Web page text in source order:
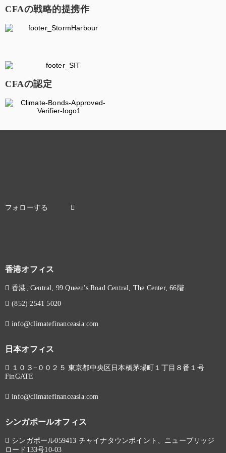
CFAの戦略的提携作
CFAの認定
香港オフィス
香港, Central, 99 Queen's Road Central, The Center, 66階
(852) 2541 5020
info@climatefinanceasia.com
日本オフィス
１０３−００２５ 東京都中央区日本橋茅場町１丁目８番１号
FinGATE
info@climatefinanceasia.com
シンガポールオフィス
シンガポール059413 チャイナタウンポイント、ニューブリッジ
ロード133号10-03